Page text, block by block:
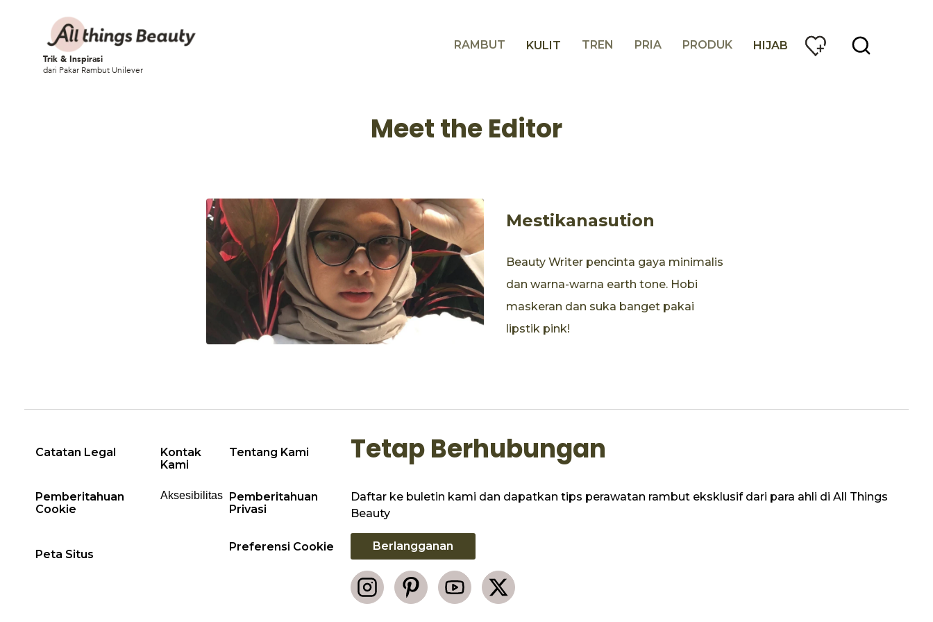
Trik & Inspirasi
dari Pakar Rambut Unilever
RAMBUT KULIT TREN PRIA PRODUK HIJAB
Meet the Editor
Mestikanasution
Beauty Writer pencinta gaya minimalis
dan warna-warna earth tone. Hobi
maskeran dan suka banget pakai
lipstik pink!
Catatan Legal
Pemberitahuan
Cookie
Peta Situs
Kontak
Kami
Aksesibilitas
Tentang Kami
Pemberitahuan
Privasi
Preferensi Cookie
Tetap Berhubungan
Daftar ke buletin kami dan dapatkan tips perawatan rambut eksklusif dari para ahli di All Things
Beauty
Berlangganan